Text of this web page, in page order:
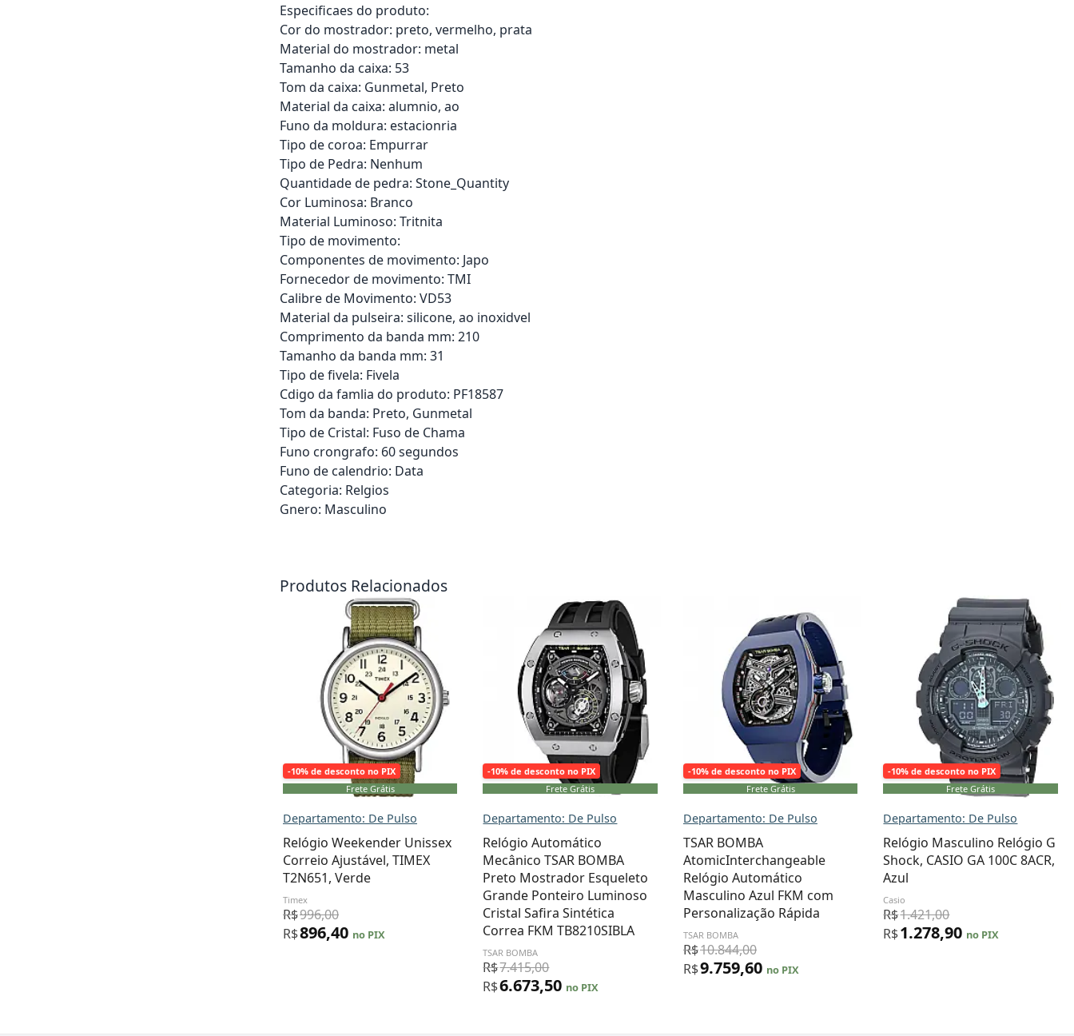
Especificaes do produto:
Cor do mostrador: preto, vermelho, prata
Material do mostrador: metal
Tamanho da caixa: 53
Tom da caixa: Gunmetal, Preto
Material da caixa: alumnio, ao
Funo da moldura: estacionria
Tipo de coroa: Empurrar
Tipo de Pedra: Nenhum
Quantidade de pedra: Stone_Quantity
Cor Luminosa: Branco
Material Luminoso: Tritnita
Tipo de movimento:
Componentes de movimento: Japo
Fornecedor de movimento: TMI
Calibre de Movimento: VD53
Material da pulseira: silicone, ao inoxidvel
Comprimento da banda mm: 210
Tamanho da banda mm: 31
Tipo de fivela: Fivela
Cdigo da famlia do produto: PF18587
Tom da banda: Preto, Gunmetal
Tipo de Cristal: Fuso de Chama
Funo crongrafo: 60 segundos
Funo de calendrio: Data
Categoria: Relgios
Gnero: Masculino
Produtos Relacionados
-10% de desconto no PIX
Frete Grátis
Departamento: De Pulso
Relógio Weekender Unissex
Correio Ajustável, TIMEX
T2N651, Verde
Adicionar ao carrinho
Timex
R$996,00
R$896,40 no PIX
-10% de desconto no PIX
Frete Grátis
Departamento: De Pulso
Relógio Automático
Mecânico TSAR BOMBA
Preto Mostrador Esqueleto
Grande Ponteiro Luminoso
Cristal Safira Sintética
Correa FKM TB8210SIBLA ​
TSAR BOMBA
R$7.415,00
R$6.673,50 no PIX
-10% de desconto no PIX
Frete Grátis
Departamento: De Pulso
TSAR BOMBA
AtomicInterchangeable
Relógio Automático
Masculino Azul FKM com
Personalização Rápida
TSAR BOMBA
R$10.844,00
R$9.759,60 no PIX
-10% de desconto no PIX
Frete Grátis
Departamento: De Pulso
Relógio Masculino Relógio G
Shock, CASIO GA 100C 8ACR,
Azul
Casio
R$1.421,00
R$1.278,90 no PIX